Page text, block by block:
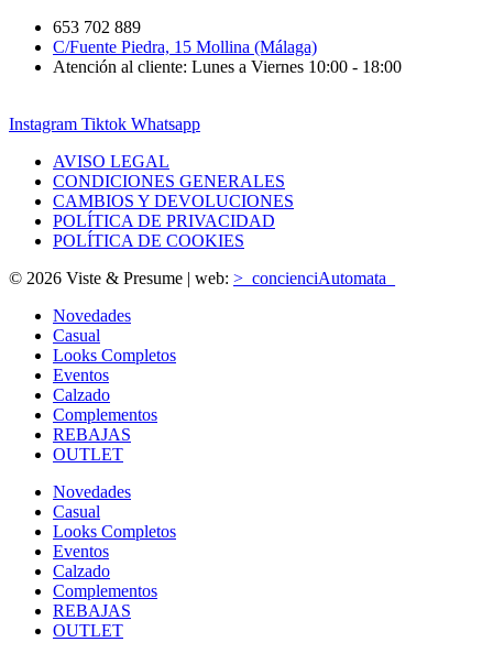
653 702 889
C/Fuente Piedra, 15 Mollina (Málaga)
Atención al cliente: Lunes a Viernes 10:00 - 18:00
Instagram Tiktok Whatsapp
AVISO LEGAL
CONDICIONES GENERALES
CAMBIOS Y DEVOLUCIONES
POLÍTICA DE PRIVACIDAD
POLÍTICA DE COOKIES
© 2026 Viste & Presume | web: >_concienciAutomata_
Novedades
Casual
Looks Completos
Eventos
Calzado
Complementos
REBAJAS
OUTLET
Novedades
Casual
Looks Completos
Eventos
Calzado
Complementos
REBAJAS
OUTLET